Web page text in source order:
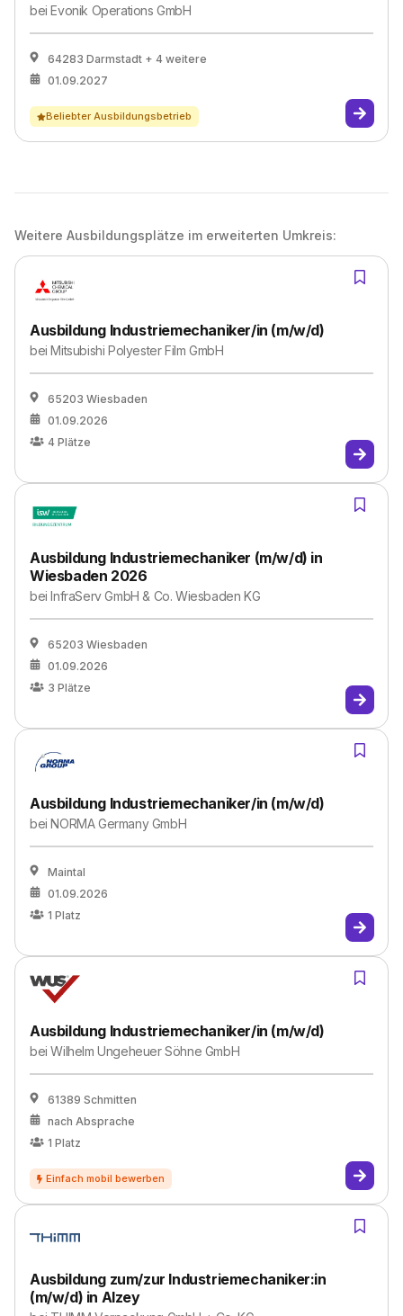
beiEvonik Operations GmbH
64283 Darmstadt + 4 weitere
01.09.2027
Beliebter Ausbildungsbetrieb
Weitere Ausbildungsplätze im erweiterten Umkreis:
Ausbildung Industriemechaniker/in (m/w/d)
beiMitsubishi Polyester Film GmbH
65203 Wiesbaden
01.09.2026
4 Plätze
Ausbildung Industriemechaniker (m/w/d) in
Wiesbaden 2026
beiInfraServ GmbH & Co. Wiesbaden KG
65203 Wiesbaden
01.09.2026
3 Plätze
Ausbildung Industriemechaniker/in (m/w/d)
beiNORMA Germany GmbH
Maintal
01.09.2026
1 Platz
Ausbildung Industriemechaniker/in (m/w/d)
beiWilhelm Ungeheuer Söhne GmbH
61389 Schmitten
nach Absprache
1 Platz
Ausbildung zum/zur Industriemechaniker:in
(m/w/d) in Alzey